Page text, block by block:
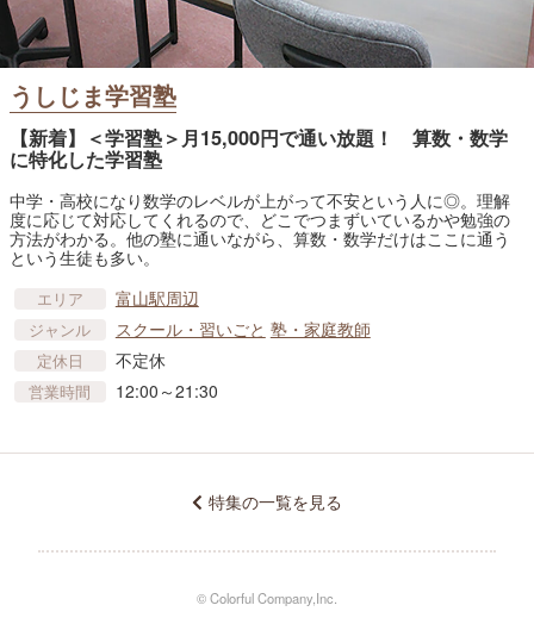
うしじま学習塾
【新着】＜学習塾＞月15,000円で通い放題！ 算数・数学
に特化した学習塾
中学・高校になり数学のレベルが上がって不安という人に◎。理解
度に応じて対応してくれるので、どこでつまずいているかや勉強の
方法がわかる。他の塾に通いながら、算数・数学だけはここに通う
という生徒も多い。
エリア 富山駅周辺
ジャンル スクール・習いごと 塾・家庭教師
定休日 不定休
営業時間 12:00～21:30
特集の一覧を見る
© Colorful Company,Inc.